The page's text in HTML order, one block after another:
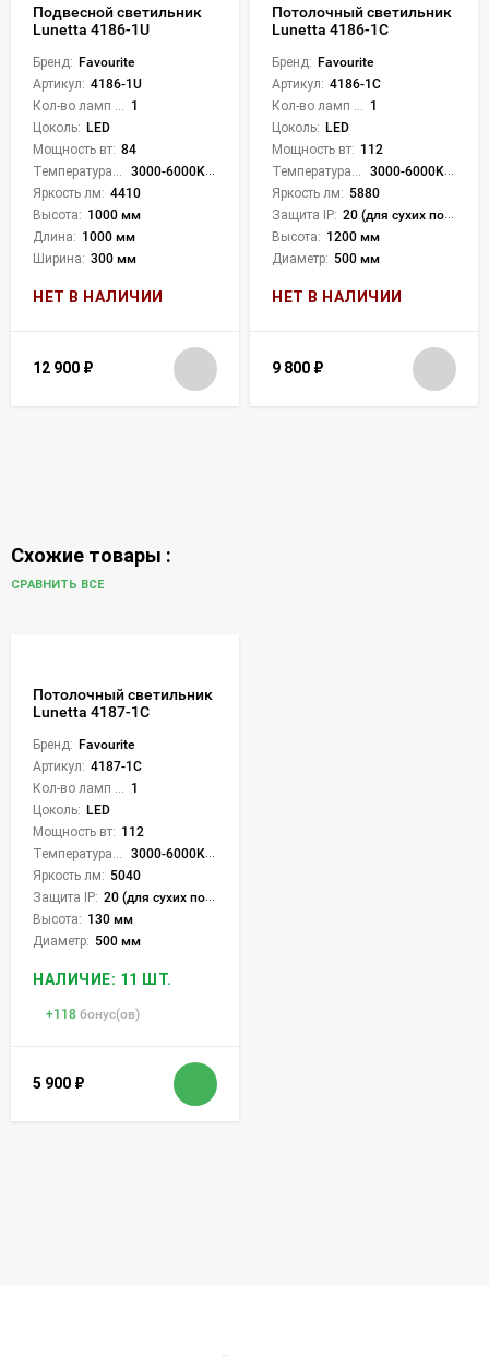
Подвесной светильник
Lunetta 4186-1U
Бренд: Favourite
Артикул: 4186-1U
1
Цоколь: LED
Мощность вт: 84
3000-6000K (плавная рег.)
Яркость лм: 4410
Высота: 1000 мм
Длина: 1000 мм
Ширина: 300 мм
НЕТ В НАЛИЧИИ
12 900 ₽
Потолочный светильник
Lunetta 4186-1C
Бренд: Favourite
Артикул: 4186-1C
1
Цоколь: LED
Мощность вт: 112
3000-6000K (плавная рег.)
Яркость лм: 5880
Защита IP: 20 (для сухих пом.)
Высота: 1200 мм
Диаметр: 500 мм
НЕТ В НАЛИЧИИ
9 800 ₽
Схожие товары :
СРАВНИТЬ ВСЕ
Потолочный светильник
Lunetta 4187-1C
Бренд: Favourite
Артикул: 4187-1C
1
Цоколь: LED
Мощность вт: 112
3000-6000K (плавная рег.)
Яркость лм: 5040
Защита IP: 20 (для сухих пом.)
Высота: 130 мм
Диаметр: 500 мм
НАЛИЧИЕ: 11 ШТ.
+118 бонус(ов)
5 900 ₽